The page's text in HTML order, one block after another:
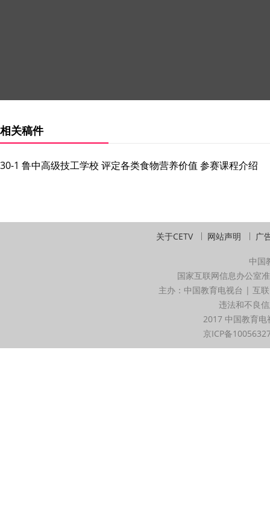
相关稿件
30-1 鲁中高级技工学校 评定各类食物营养价值 参赛课程介绍
关于CETV 网站声明 广
中国
国家互联网信息办公室
主办：中国教育电视台 | 互
违法和不良
2017 中国教育
京ICP备